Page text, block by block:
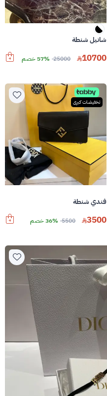
شانيل شنطة
10700
25000 57% خصم
تخفيضات كبرى
فندي شنطة
3500
5500 36% خصم